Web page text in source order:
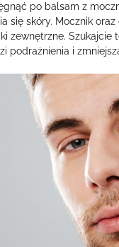
po balsam z
się skóry. Mocznik
zewnętrzne.
podrażnienia i